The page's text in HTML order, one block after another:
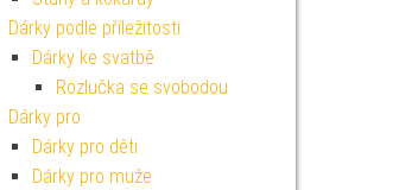
Dárky podle příležitosti
Dárky ke svatbě
Rozlučka se svobodou
Dárky pro
Dárky pro děti
Dárky pro muže